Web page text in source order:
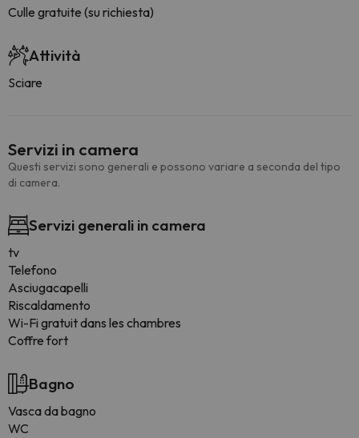
Culle gratuite (su richiesta)
Attività
Sciare
Servizi in camera
Questi servizi sono generali e possono variare a seconda del tipo
di camera.
Servizi generali in camera
tv
Telefono
Asciugacapelli
Riscaldamento
Wi-Fi gratuit dans les chambres
Coffre fort
Bagno
Vasca da bagno
WC